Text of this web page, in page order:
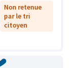
Non retenue
par le tri
citoyen